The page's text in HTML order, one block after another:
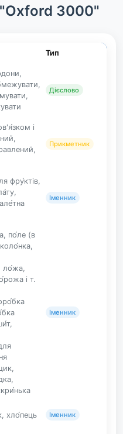
"Oxford 3000"
Тип
Дієслово
і
Прикметник
фру́ктів,
Іменник
по́ле (в
ло́жа,
і т.
Іменник
хло́пець Іменник